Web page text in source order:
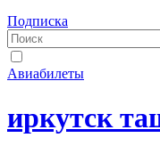
Подписка
Авиабилеты
иркутск